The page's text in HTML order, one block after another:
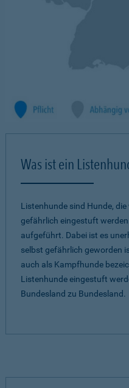
Was ist ein
Listenhunde sind Hunde,
gefährlich eingestuft
aufgeführt. Dabei ist es
selbst gefährlich geworden
auch als Kampfhunde
Listenhunde eingestuft
Bundesland zu Bundesland.